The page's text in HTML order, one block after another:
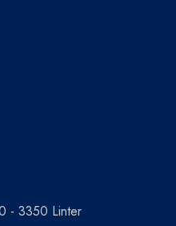
- 3350 Linter